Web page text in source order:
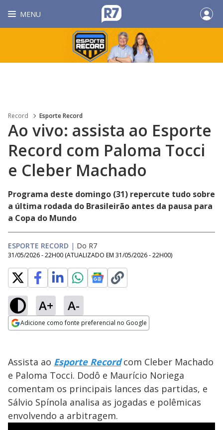
MENU
Record Esporte Record
Ao vivo: assista ao Esporte
Record com Paloma Tocci
e Cleber Machado
Programa deste domingo (31) repercute tudo sobre
a última rodada do Brasileirão antes da pausa para
a Copa do Mundo
ESPORTE RECORD | Do R7
31/05/2026 - 22H00 (ATUALIZADO EM 31/05/2026 - 22H00)
A+ A-
Adicione como fonte preferencial no Google
Assista ao Esporte Recordcom Cleber Machado
e Paloma Tocci. Dodô e Maurício Noriega
comentam os principais lances das partidas, e
Sálvio Spínola analisa as jogadas e polêmicas
envolvendo a arbitragem.